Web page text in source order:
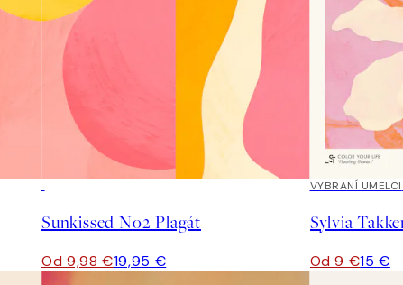
Sunkissed No2 Plagát
Od 9,98 €19,95 €
40%*
VYBRANÍ UMELCI
Od 9 €15 €